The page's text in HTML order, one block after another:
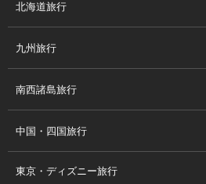
北海道旅行
九州旅行
南西諸島旅行
中国・四国旅行
東京・ディズニー旅行